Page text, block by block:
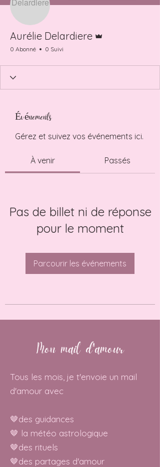
Aurélie Delardiere
0 Abonné 0 Suivi
Événements
Gérez et suivez vos événements ici.
À venir Passés
Pas de billet ni de réponse
pour le moment
Parcourir les événements
Mon mail d'amour
Tous les mois, je t'envoie un mail
d'amour avec
🤎des guidances
🤎 la météo astrologique
🤎des rituels
🤎des partages d'amour